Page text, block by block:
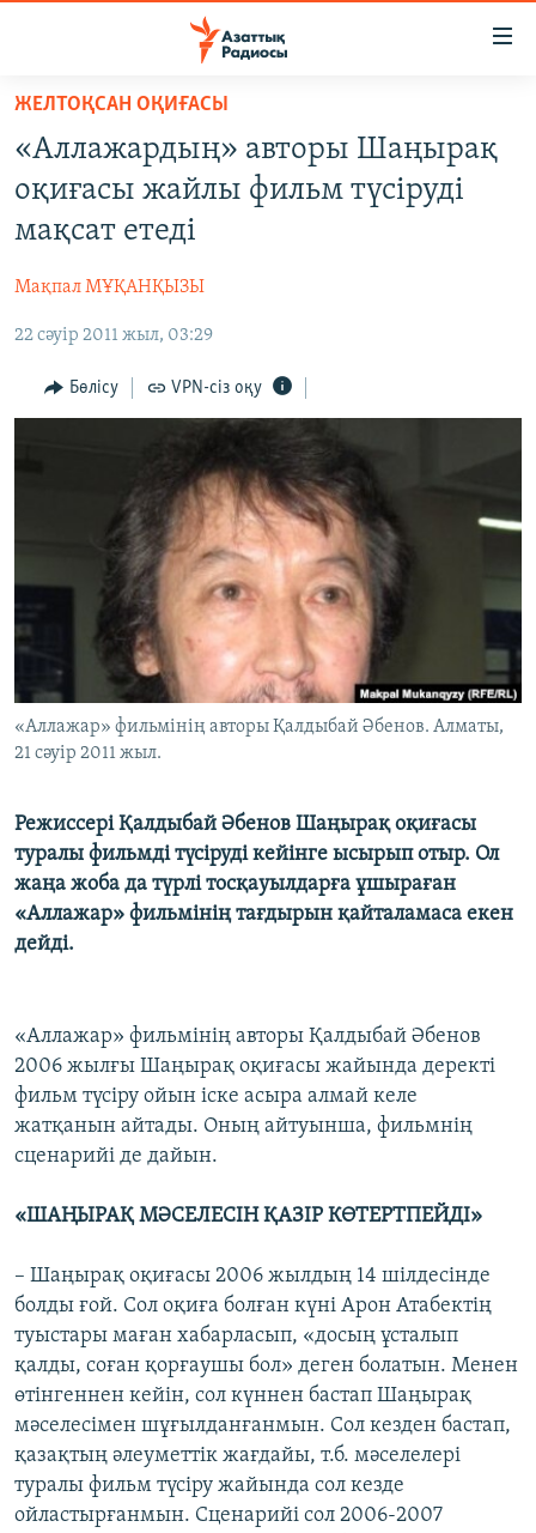
Skip
main
content
to
main
Skip
Search
АДАМ ҚҰҚЫҚТАРЫ
ӘЛЕУМЕТ
ӘЛЕМ
АРНАЙЫ ЖОБАЛАР
ЖАЗЫЛЫҢЫЗ
Басқа тілдерде
ЖЕЛТОҚСАН ОҚИҒАСЫ
«Аллажардың» авторы Шаңырақ
оқиғасы жайлы фильм түсіруді
мақсат етеді
Мақпал МҰҚАНҚЫЗЫ
22 сәуір 2011 жыл, 03:29
Бөлісу VPN-сіз оқу
«Аллажар» фильмінің авторы Қалдыбай Әбенов. Алматы,
21 сәуір 2011 жыл.
Режиссері Қалдыбай Әбенов Шаңырақ оқиғасы
туралы фильмді түсіруді кейінге ысырып отыр. Ол
жаңа жоба да түрлі тосқауылдарға ұшыраған
«Аллажар» фильмінің тағдырын қайталамаса екен
дейді.
«Аллажар» фильмінің авторы Қалдыбай Әбенов
2006 жылғы Шаңырақ оқиғасы жайында деректі
фильм түсіру ойын іске асыра алмай келе
жатқанын айтады. Оның айтуынша, фильмнің
сценарийі де дайын.
«ШАҢЫРАҚ МӘСЕЛЕСІН ҚАЗІР КӨТЕРТПЕЙДІ»
– Шаңырақ оқиғасы 2006 жылдың 14 шілдесінде
болды ғой. Сол оқиға болған күні Арон Атабектің
туыстары маған хабарласып, «досың ұсталып
қалды, соған қорғаушы бол» деген болатын. Менен
өтінгеннен кейін, сол күннен бастап Шаңырақ
мәселесімен шұғылданғанмын. Сол кезден бастап,
қазақтың әлеуметтік жағдайы, т.б. мәселелері
туралы фильм түсіру жайында сол кезде
ойластырғанмын. Сценарийі сол 2006-2007